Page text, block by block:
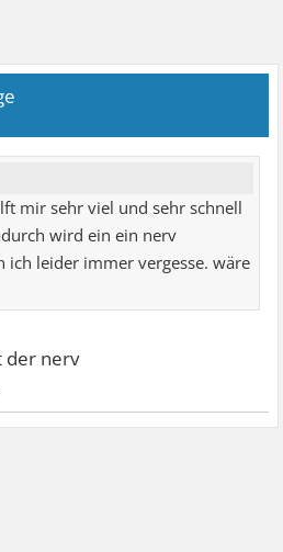
mir sehr viel und sehr schnell
wird ein ein nerv
ich leider immer vergesse. wäre
der nerv